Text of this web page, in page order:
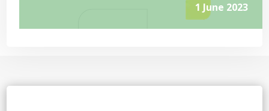
1 June 2023